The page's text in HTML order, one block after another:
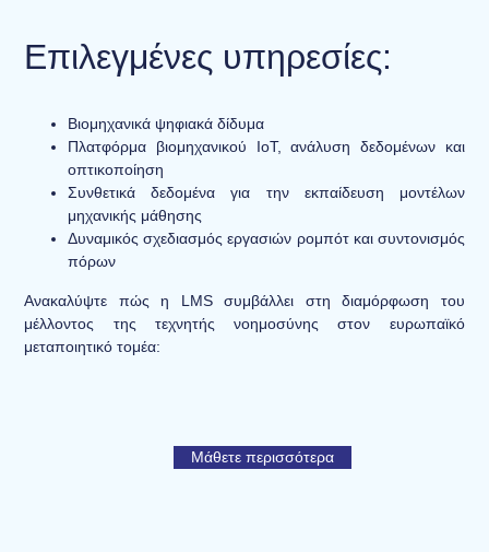
Επιλεγμένες υπηρεσίες:
Βιομηχανικά ψηφιακά δίδυμα
Πλατφόρμα βιομηχανικού IoT, ανάλυση δεδομένων και
οπτικοποίηση
Συνθετικά δεδομένα για την εκπαίδευση μοντέλων
μηχανικής μάθησης
Δυναμικός σχεδιασμός εργασιών ρομπότ και συντονισμός
πόρων
Ανακαλύψτε πώς η LMS συμβάλλει στη διαμόρφωση του
μέλλοντος της τεχνητής νοημοσύνης στον ευρωπαϊκό
μεταποιητικό τομέα:
Μάθετε περισσότερα